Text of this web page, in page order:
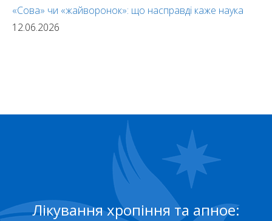
«Сова» чи «жайворонок»: що насправді каже наука
12.06.2026
Лікування хропіння та апное: